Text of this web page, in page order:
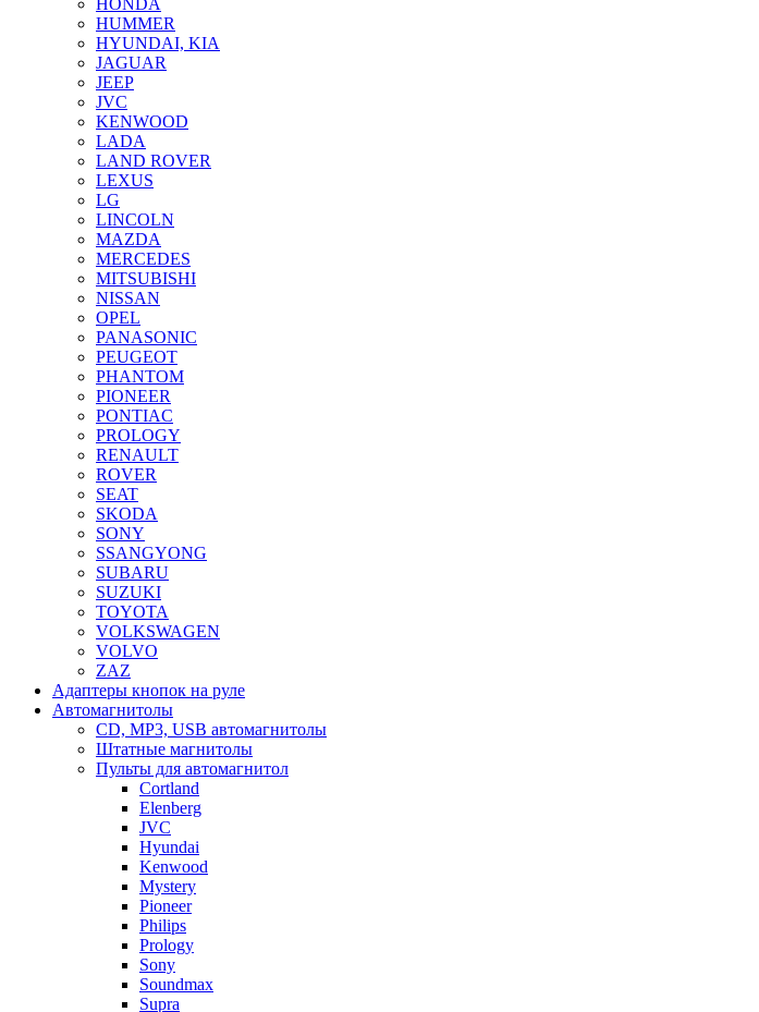
HONDA
HUMMER
HYUNDAI, KIA
JAGUAR
JEEP
JVC
KENWOOD
LADA
LAND ROVER
LEXUS
LG
LINCOLN
MAZDA
MERCEDES
MITSUBISHI
NISSAN
OPEL
PANASONIC
PEUGEOT
PHANTOM
PIONEER
PONTIAC
PROLOGY
RENAULT
ROVER
SEAT
SKODA
SONY
SSANGYONG
SUBARU
SUZUKI
TOYOTA
VOLKSWAGEN
VOLVO
ZAZ
Адаптеры кнопок на руле
Автомагнитолы
CD, MP3, USB автомагнитолы
Штатные магнитолы
Пульты для автомагнитол
Cortland
Elenberg
JVC
Hyundai
Kenwood
Mystery
Pioneer
Philips
Prology
Sony
Soundmax
Supra